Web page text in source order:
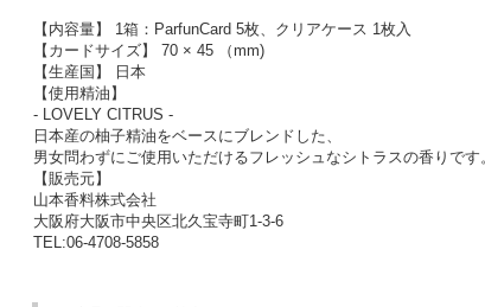
【内容量】 1箱：ParfunCard 5枚、クリアケース 1枚入
【カードサイズ】 70 × 45 （mm)
【生産国】 日本
【使用精油】
- LOVELY CITRUS -
日本産の柚子精油をベースにブレンドした、
男女問わずにご使用いただけるフレッシュなシトラスの香りです
【販売元】
山本香料株式会社
大阪府大阪市中央区北久宝寺町1-3-6
TEL:06-4708-5858